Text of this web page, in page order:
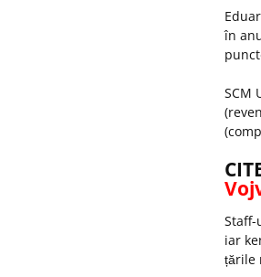
în
SCM
Staff-
iar
țările